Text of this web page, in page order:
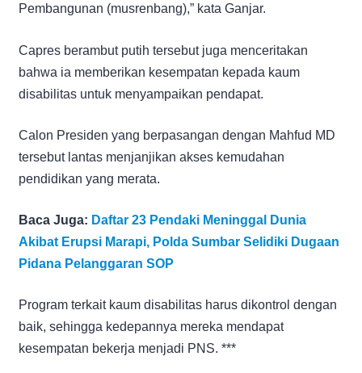
Pembangunan (musrenbang),” kata Ganjar.
Capres berambut putih tersebut juga menceritakan
bahwa ia memberikan kesempatan kepada kaum
disabilitas untuk menyampaikan pendapat.
Calon Presiden yang berpasangan dengan Mahfud MD
tersebut lantas menjanjikan akses kemudahan
pendidikan yang merata.
Baca Juga: Daftar 23 Pendaki Meninggal Dunia
Akibat Erupsi Marapi, Polda Sumbar Selidiki Dugaan
Pidana Pelanggaran SOP
Program terkait kaum disabilitas harus dikontrol dengan
baik, sehingga kedepannya mereka mendapat
kesempatan bekerja menjadi PNS. ***